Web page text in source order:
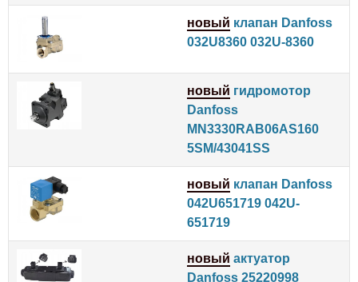
новый клапан Danfoss
032U8360 032U-8360
новый гидромотор
Danfoss
MN3330RAB06AS160
5SM/43041SS
новый клапан Danfoss
042U651719 042U-
651719
новый актуатор
Danfoss 25220998